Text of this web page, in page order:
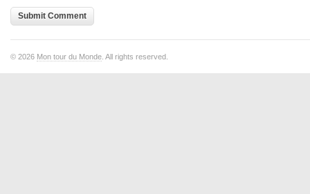
© 2026 Mon tour du Monde . All rights reserved.